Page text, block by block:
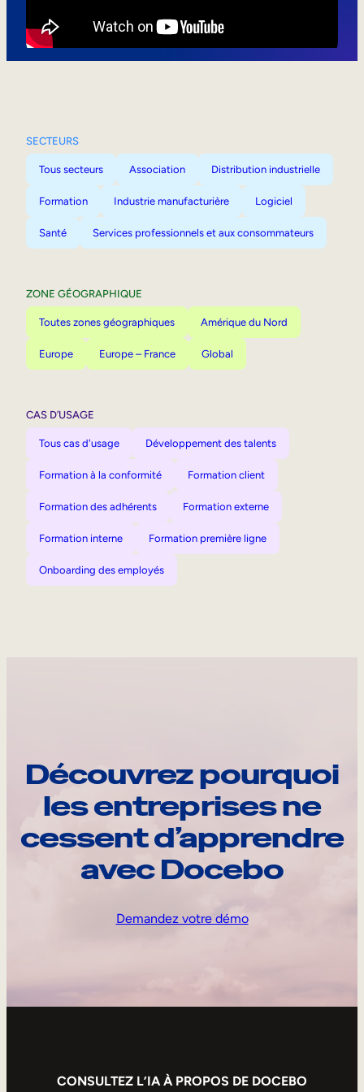
SECTEURS
Tous secteurs Association Distribution industrielle
Formation Industrie manufacturière Logiciel
Santé Services professionnels et aux consommateurs
ZONE GÉOGRAPHIQUE
Toutes zones géographiques Amérique du Nord
Europe Europe – France Global
CAS D’USAGE
Tous cas d'usage Développement des talents
Formation à la conformité Formation client
Formation des adhérents Formation externe
Formation interne Formation première ligne
Onboarding des employés
Découvrez pourquoi
les entreprises ne
cessent d’apprendre
avec Docebo
Demandez votre démo
CONSULTEZ L’IA À PROPOS DE DOCEBO